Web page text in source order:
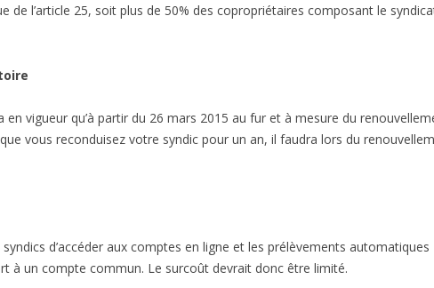
de l’article 25, soit plus de 50% des copropriétaires composant le
vigueur qu’à partir du 26 mars 2015 au fur et à mesure du
vous reconduisez votre syndic pour un an, il faudra lors du
d’accéder aux comptes en ligne et les prélèvements automatiques
à un compte commun. Le surcoût devrait donc être limité.